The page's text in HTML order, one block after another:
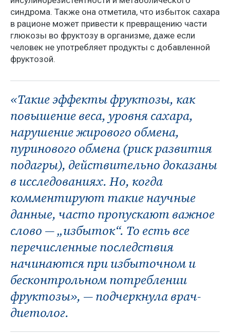
синдрома. Также она отметила, что избыток сахара
в рационе может привести к превращению части
глюкозы во фруктозу в организме, даже если
человек не употребляет продукты с добавленной
фруктозой.
«Такие эффекты фруктозы, как
повышение веса, уровня сахара,
нарушение жирового обмена,
пуринового обмена (риск развития
подагры), действительно доказаны
в исследованиях. Но, когда
комментируют такие научные
данные, часто пропускают важное
слово — „избыток“. То есть все
перечисленные последствия
начинаются при избыточном и
бесконтрольном потреблении
фруктозы», — подчеркнула врач-
диетолог.